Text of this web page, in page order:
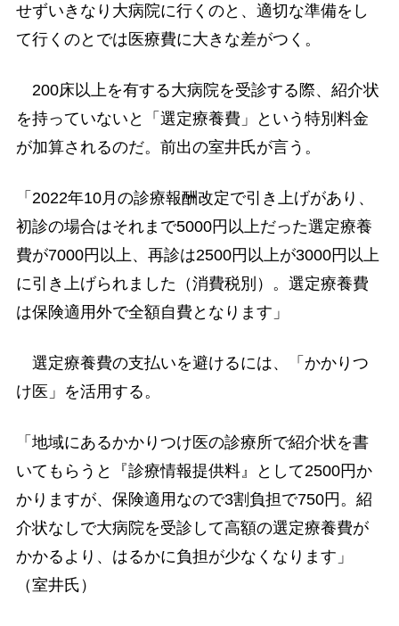
せずいきなり大病院に行くのと、適切な準備をし
て行くのとでは医療費に大きな差がつく。
200床以上を有する大病院を受診する際、紹介状
を持っていないと「選定療養費」という特別料金
が加算されるのだ。前出の室井氏が言う。
「2022年10月の診療報酬改定で引き上げがあり、
初診の場合はそれまで5000円以上だった選定療養
費が7000円以上、再診は2500円以上が3000円以上
に引き上げられました（消費税別）。選定療養費
は保険適用外で全額自費となります」
選定療養費の支払いを避けるには、「かかりつ
け医」を活用する。
「地域にあるかかりつけ医の診療所で紹介状を書
いてもらうと『診療情報提供料』として2500円か
かりますが、保険適用なので3割負担で750円。紹
介状なしで大病院を受診して高額の選定療養費が
かかるより、はるかに負担が少なくなります」
（室井氏）